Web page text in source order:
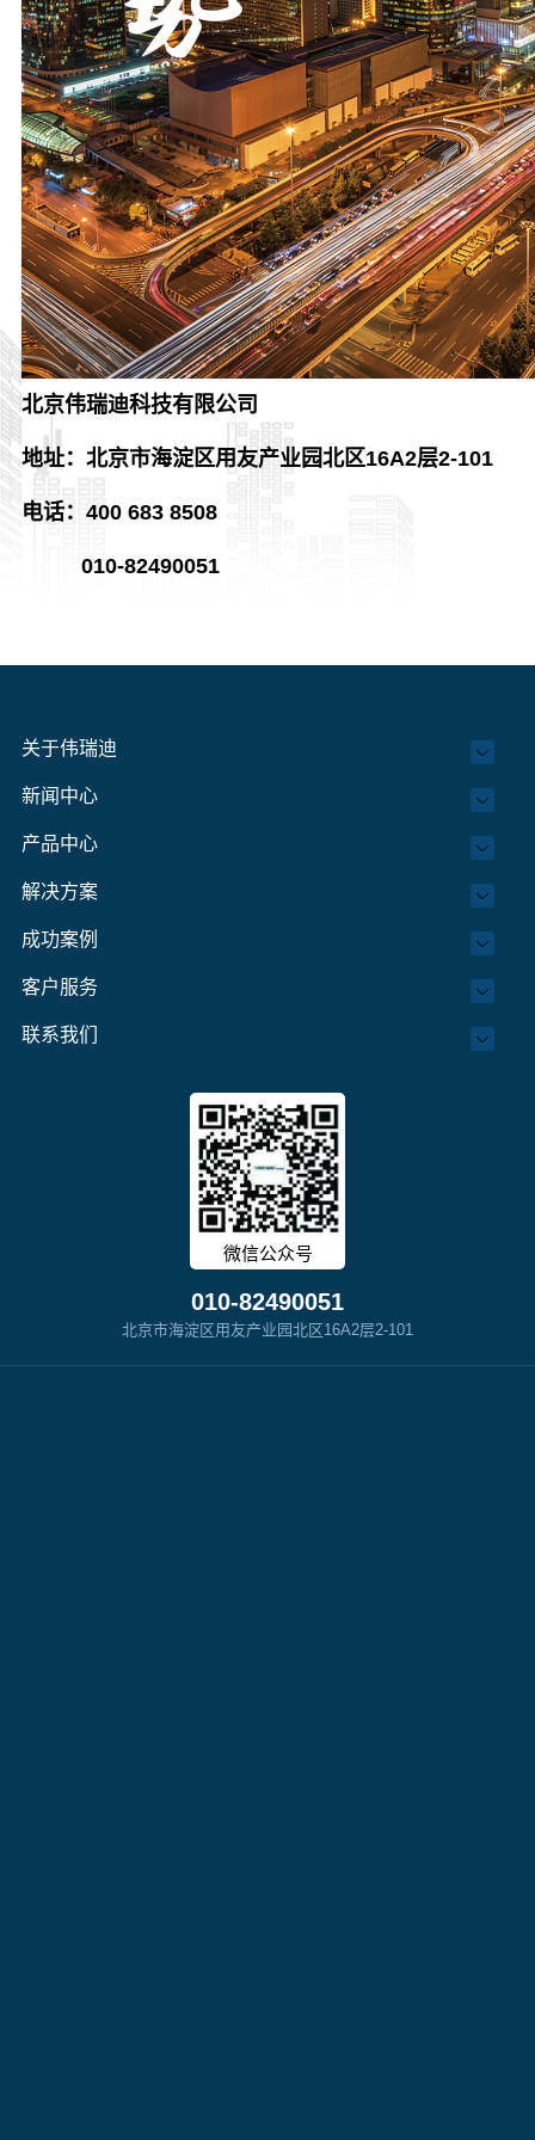
北京伟瑞迪科技有限公司
地址：北京市海淀区用友产业园北区16A2层2-101
电话：400 683 8508
010-82490051
关于伟瑞迪
新闻中心
产品中心
解决方案
成功案例
客户服务
联系我们
微信公众号
010-82490051
北京市海淀区用友产业园北区16A2层2-101